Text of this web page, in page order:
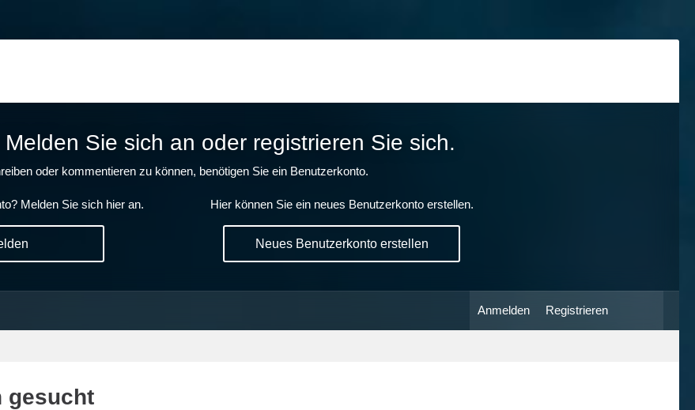
Sie sich an oder registrieren Sie sich.
oder kommentieren zu können, benötigen Sie ein Benutzerkonto.
Melden Sie sich hier an. Hier können Sie ein neues Benutzerkonto erstellen.
Neues Benutzerkonto erstellen
Anmelden Registrieren
gesucht